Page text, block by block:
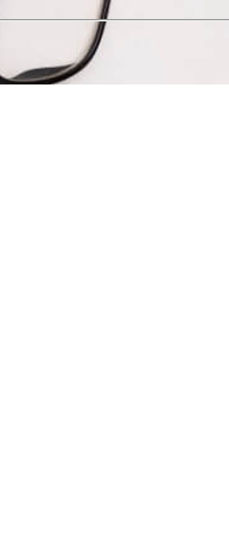
מפת הגעה